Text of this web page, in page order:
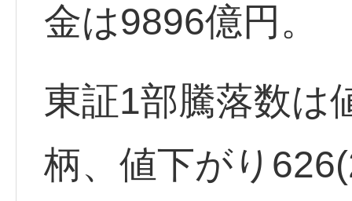
金は9896億円。
東証1部騰落数は
柄、値下がり